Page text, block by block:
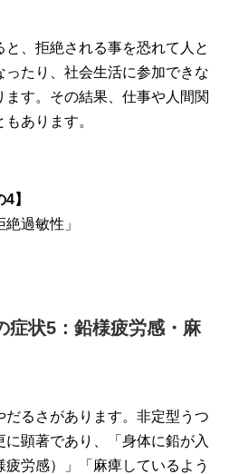
と、拒絶される事を恐れて人と
たり、社会生活に参加できな
ます。その結果、仕事や人間関
あります。
】
過敏性」
症状5：鉛様疲労感・麻
だるさがあります。非定型うつ
顕著であり、「身体に鉛が入
労感）」「麻痺しているよう